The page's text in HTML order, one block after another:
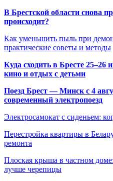
В Брестской области снова
происходит?
Как уменьшить пыль при
практические советы и методы
Куда сходить в Бресте
кино и отдых с детьми
Поезд Брест — Минск с 4
современный электропоезд
Электросамокат с сиденьем:
Перестройка квартиры в
ремонта
Плоская крыша в частном
лучше черепицы